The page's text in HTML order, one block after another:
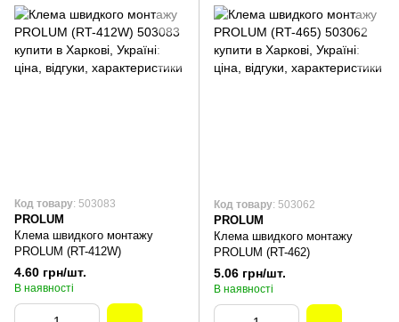
Код товару: 503083
PROLUM
Клема швидкого монтажу
PROLUM (RT-412W)
4.60 грн/шт.
В наявності
Код товару: 503062
PROLUM
Клема швидкого монтажу
PROLUM (RT-462)
5.06 грн/шт.
В наявності